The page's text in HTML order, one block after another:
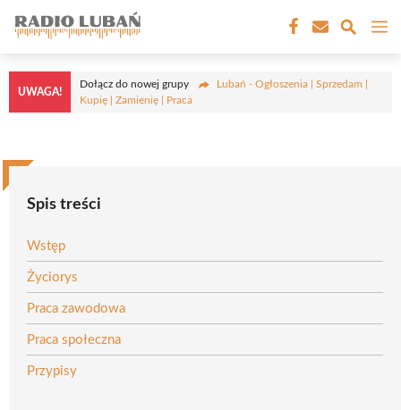
treści
UWAGA!
Dołącz do nowej grupy
Lubań - Ogłoszenia | Sprzedam |
Kupię | Zamienię | Praca
Spis treści
Wstęp
Życiorys
Praca zawodowa
Praca społeczna
Przypisy